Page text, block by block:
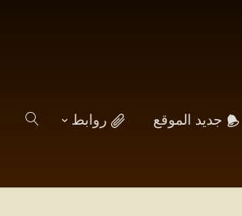
جديد الموقع روابط